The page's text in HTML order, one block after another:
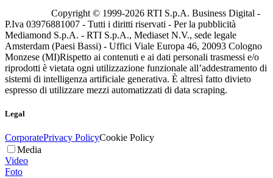
Copyright © 1999-2026 RTI S.p.A. Business Digital -
P.Iva 03976881007 - Tutti i diritti riservati - Per la pubblicità
Mediamond S.p.A. - RTI S.p.A., Mediaset N.V., sede legale
Amsterdam (Paesi Bassi) - Uffici Viale Europa 46, 20093 Cologno
Monzese (MI)Rispetto ai contenuti e ai dati personali trasmessi e/o
riprodotti è vietata ogni utilizzazione funzionale all’addestramento di
sistemi di intelligenza artificiale generativa. È altresì fatto divieto
espresso di utilizzare mezzi automatizzati di data scraping.
Legal
CorporatePrivacy PolicyCookie Policy
Media
Video
Foto